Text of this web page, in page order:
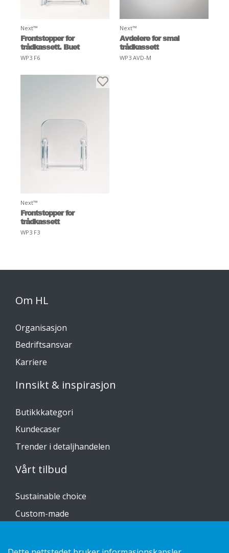
Next™
Frontstopper for
trådkassett. Buet
WP3 F6
Next™
Avdelere for smal
trådkassett
WP3 AVD-M
Next™
Frontstopper for
trådkassett
WP3 F3
Om HL
Organisasjon
Bedriftsansvar
Karriere
Innsikt & inspirasjon
Butikkkategori
Kundecaser
Trender i detaljhandelen
Vårt tilbud
Sustainable choice
Custom-made
Katalog